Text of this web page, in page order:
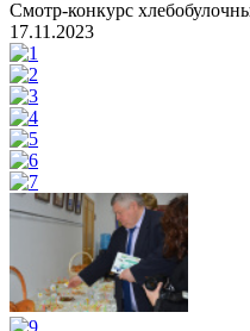
Смотр-конкурс
17.11.2023